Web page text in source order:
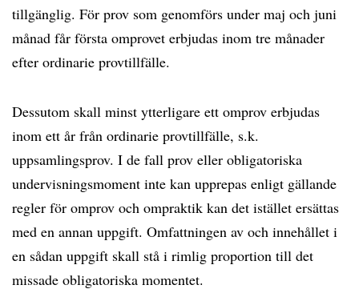
tillgänglig. För prov som genomförs under maj och juni
månad får första omprovet erbjudas inom tre månader
efter ordinarie provtillfälle.
Dessutom skall minst ytterligare ett omprov erbjudas
inom ett år från ordinarie provtillfälle, s.k.
uppsamlingsprov. I de fall prov eller obligatoriska
undervisningsmoment inte kan upprepas enligt gällande
regler för omprov och ompraktik kan det istället ersättas
med en annan uppgift. Omfattningen av och innehållet i
en sådan uppgift skall stå i rimlig proportion till det
missade obligatoriska momentet.